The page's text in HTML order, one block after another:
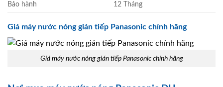
Bảo hành 12 Tháng
Giá máy nước nóng gián tiếp Panasonic chính hãng
Giá máy nước nóng gián tiếp Panasonic chính hãng